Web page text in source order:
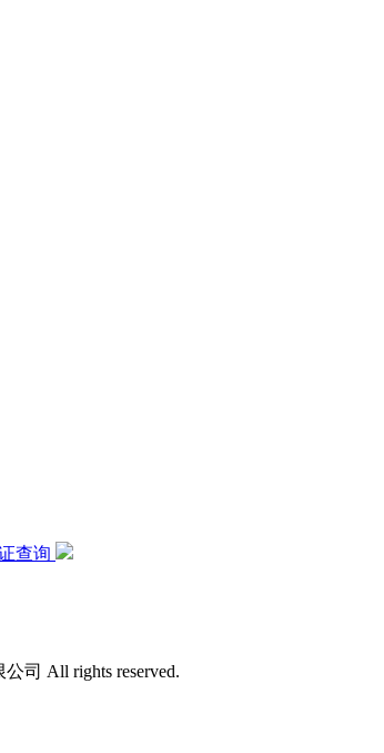
查询
司 All rights reserved.